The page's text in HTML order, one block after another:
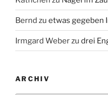
Bernd zu etwas gegeben
Irmgard Weberzu drei
ARCHIV